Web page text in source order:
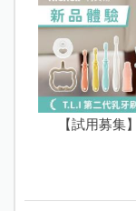
【試用募集